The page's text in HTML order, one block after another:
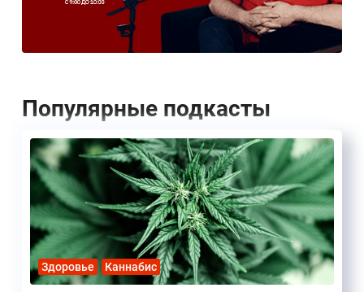
Популярные подкасты
Здоровье Каннабис